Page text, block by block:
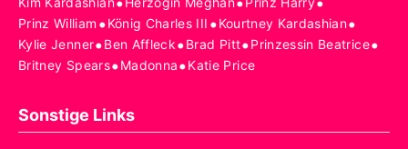
Prinz William •König Charles III •Kourtney Kardashian•
Kylie Jenner•Ben Affleck•Brad Pitt•Prinzessin Beatrice•
Britney Spears•Madonna•Katie Price
Sonstige Links